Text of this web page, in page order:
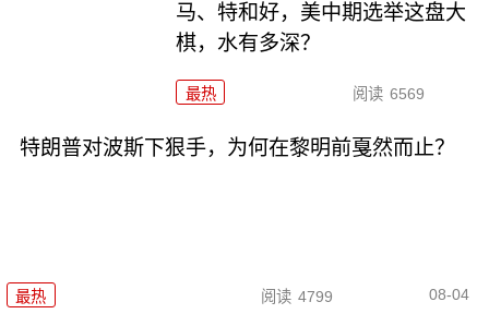
马、特和好，美中期选举这盘大
棋，水有多深？
最热 阅读 6569
特朗普对波斯下狠手，为何在黎明前戛然而止？
最热 阅读 4799 08-04